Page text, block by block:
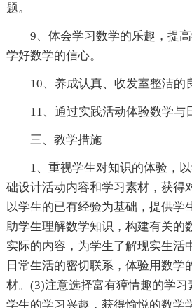
题。
9、体会学习数学的乐趣，提
学好数学的信心。
10、养成认真、收发室整洁的
11、通过实践活动体验数学与
三、教学措施
1、重视学生对知识的体验，
础设计活动内容和学习素材，获得
以学生的已有经验为基础，提供学
助学生理解数学知识，构建有关的
实际的内容，为学生了解现实生活
日常生活的密切联系，体验用数学
材。(3)注意选择富有獐情趣的学
学生的学习兴趣，获得愉悦的数学